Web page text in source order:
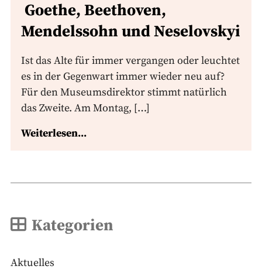
Goethe, Beethoven,
Mendelssohn und Neselovskyi
Ist das Alte für immer vergangen oder leuchtet
es in der Gegenwart immer wieder neu auf?
Für den Museumsdirektor stimmt natürlich
das Zweite. Am Montag, […]
Weiterlesen...
Kategorien
Aktuelles